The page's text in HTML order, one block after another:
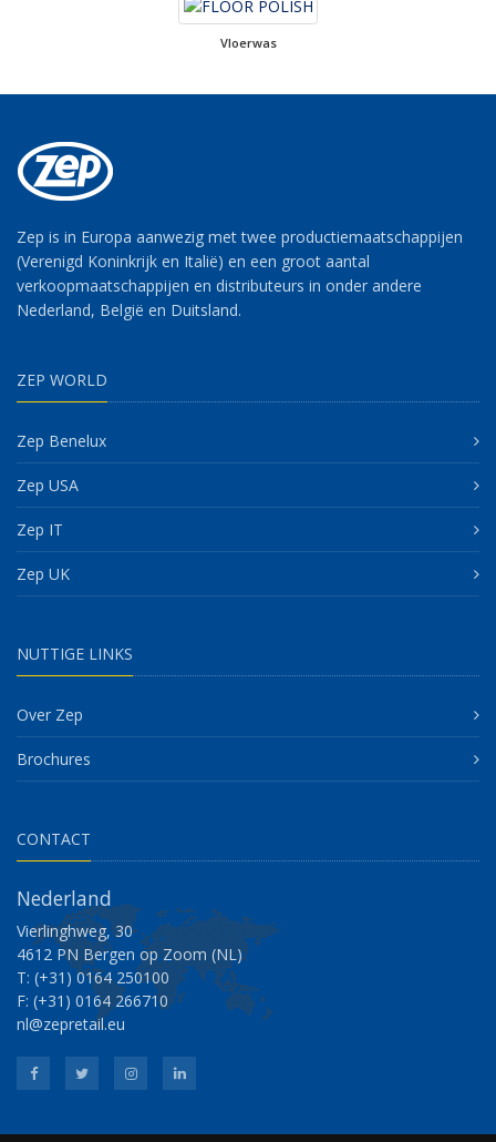
Vloerwas
Zep is in Europa aanwezig met twee productiemaatschappijen
(Verenigd Koninkrijk en Italië) en een groot aantal
verkoopmaatschappijen en distributeurs in onder andere
Nederland, België en Duitsland.
ZEP WORLD
Zep Benelux
Zep USA
Zep IT
Zep UK
NUTTIGE LINKS
Over Zep
Brochures
CONTACT
Nederland
Vierlinghweg, 30
4612 PN Bergen op Zoom (NL)
T: (+31) 0164 250100
F: (+31) 0164 266710
nl@zepretail.eu